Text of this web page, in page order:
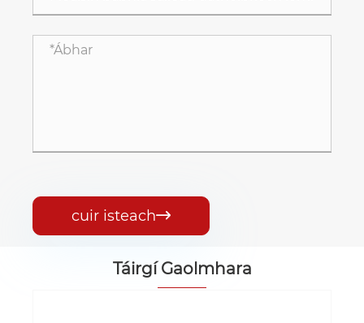
cuir isteach
Táirgí Gaolmhara